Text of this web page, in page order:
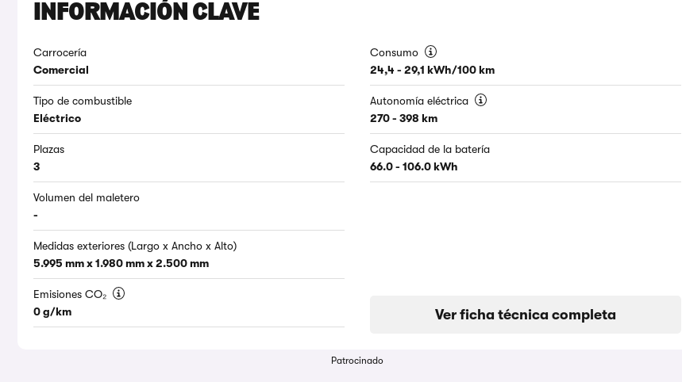
INFORMACIÓN CLAVE
Carrocería
Comercial
Tipo de combustible
Eléctrico
Plazas
3
Volumen del maletero
-
Medidas exteriores (Largo x Ancho x Alto)
5.995 mm x 1.980 mm x 2.500 mm
Emisiones CO₂
0 g/km
Consumo
24,4 - 29,1 kWh/100 km
Autonomía eléctrica
270 - 398 km
Capacidad de la batería
66.0 - 106.0 kWh
Ver ficha técnica completa
Patrocinado